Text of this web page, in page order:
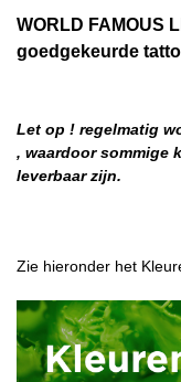
WORLD FAMOUS
goedgekeurde
Let op ! regelmatig
, waardoor sommige
leverbaar zijn.
Zie hieronder het